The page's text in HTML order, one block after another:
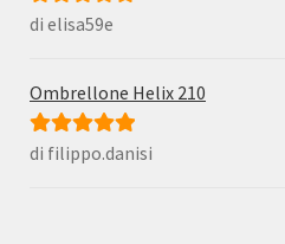
Valutato5su
di elisa59e
Ombrellone Helix 210
Valutato5 su
di filippo.danisi